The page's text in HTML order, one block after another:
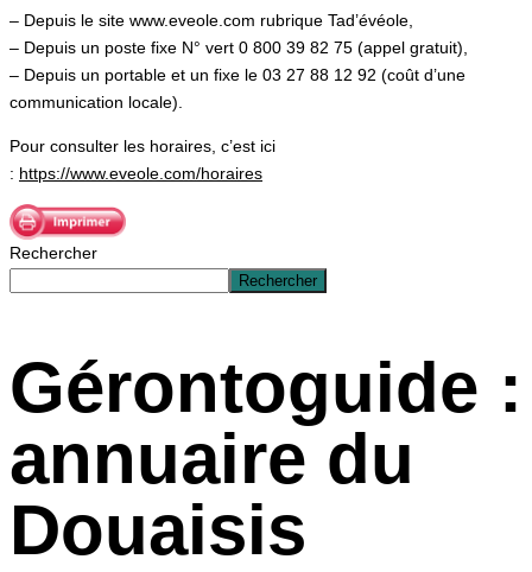
– Depuis le site www.eveole.com rubrique Tad’évéole,
– Depuis un poste fixe N° vert 0 800 39 82 75 (appel gratuit),
– Depuis un portable et un fixe le 03 27 88 12 92 (coût d’une
communication locale).
Pour consulter les horaires, c’est ici
: https://www.eveole.com/horaires
Rechercher
Rechercher
Gérontoguide :
annuaire du
Douaisis